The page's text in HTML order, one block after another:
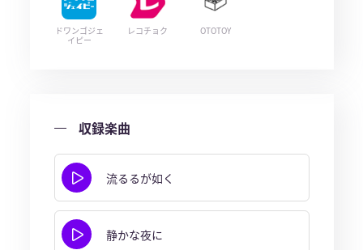
ドワンゴジェ
イピー
レコチョク OTOTOY
収録楽曲
流るるが如く
静かな夜に